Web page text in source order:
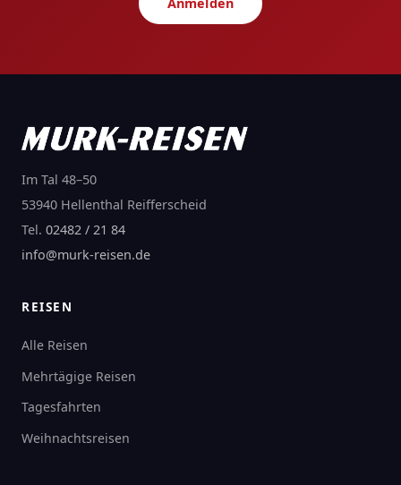
Anmelden
Im Tal 48–50
53940 Hellenthal Reifferscheid
Tel. 02482 / 21 84
info@murk-reisen.de
REISEN
Alle Reisen
Mehrtägige Reisen
Tagesfahrten
Weihnachtsreisen